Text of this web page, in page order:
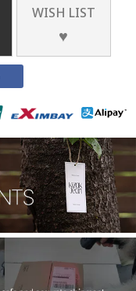
WISH LIST
♥